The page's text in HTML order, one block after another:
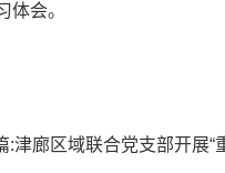
会。
:津廊区域联合党支部开展“